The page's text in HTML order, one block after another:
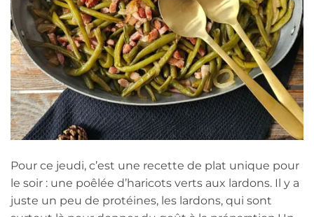
Pour ce jeudi, c’est une recette de plat unique pour
le soir : une poêlée d’haricots verts aux lardons. Il y a
juste un peu de protéines, les lardons, qui sont